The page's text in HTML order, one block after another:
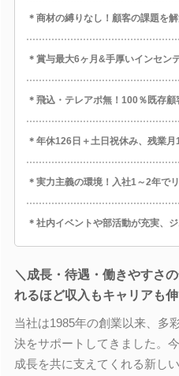
＊商材の縛りなし！顧客の課題を
＊賞与最大6ヶ月&手厚いインセン
＊飛込・テレアポ無！100％既存
＊年休126日＋土日祝休み、残業月
＊実力主義の環境！入社1～2年で
＊社内イベントや部活動が充実、
＼成長・待遇・働きやすさ
れるほど収入もキャリアも
当社は1985年の創業以来、多
決をサポートしてきました。
成長を共に支えてくれる新し